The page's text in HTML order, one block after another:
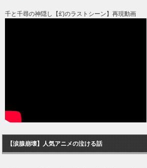
千と千尋の神隠し【幻のラストシーン】再現動画
【涙腺崩壊】人気アニメの泣ける話